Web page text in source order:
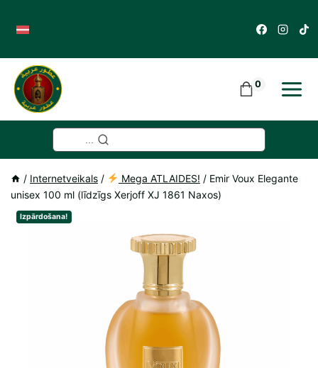
content
0
/ Internetveikals / Mega ATLAIDES! / Emir Voux Elegante
unisex 100 ml (līdzīgs Xerjoff XJ 1861 Naxos)
Izpārdošana!